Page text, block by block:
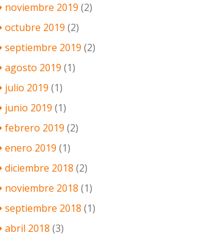
noviembre 2019 (2)
octubre 2019 (2)
septiembre 2019 (2)
agosto 2019 (1)
julio 2019 (1)
junio 2019 (1)
febrero 2019 (2)
enero 2019 (1)
diciembre 2018 (2)
noviembre 2018 (1)
septiembre 2018 (1)
abril 2018 (3)